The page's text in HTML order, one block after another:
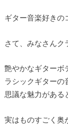
ギター音楽好きの
さて、みなさんク
艶やかなギターボ
ラシックギターの
思議な魅力がある
実はものすごく奥